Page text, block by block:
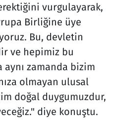
vurgulayarak,
Birliğine üye
Bu, devletin
ve hepimiz bu
zamanda bizim
olmayan ulusal
doğal duygumuzdur,
diye konuştu.